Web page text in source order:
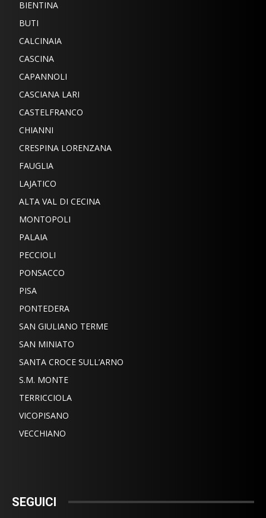
BIENTINA
BUTI
CALCINAIA
CASCINA
CAPANNOLI
CASCIANA LARI
CASTELFRANCO
CHIANNI
CRESPINA LORENZANA
FAUGLIA
LAJATICO
ALTA VAL DI CECINA
MONTOPOLI
PALAIA
PECCIOLI
PONSACCO
PISA
PONTEDERA
SAN GIULIANO TERME
SAN MINIATO
SANTA CROCE SULL’ARNO
S.M. MONTE
TERRICCIOLA
VICOPISANO
VECCHIANO
SEGUICI